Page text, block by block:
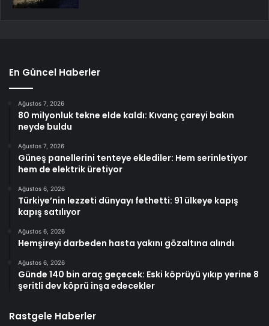
En Güncel Haberler
Ağustos 7, 2026
80 milyonluk tekne elde kaldı: Kıvanç çareyi bakın
neyde buldu
Ağustos 7, 2026
Güneş panellerini tenteye eklediler: Hem serinletiyor
hem de elektrik üretiyor
Ağustos 6, 2026
Türkiye’nin lezzeti dünyayı fethetti: 91 ülkeye kapış
kapış satılıyor
Ağustos 6, 2026
Hemşireyi darbeden hasta yakını gözaltına alındı
Ağustos 6, 2026
Günde 140 bin araç geçecek: Eski köprüyü yıkıp yerine 8
şeritli dev köprü inşa edecekler
Rastgele Haberler